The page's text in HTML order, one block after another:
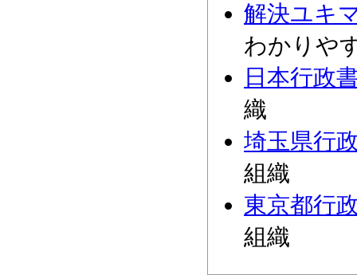
解決ユキ
わかりや
日本行政
織
埼玉県行
組織
東京都行
組織